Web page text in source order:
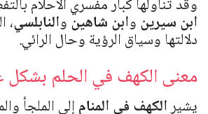
وقد تناولها كبار مفسري الأحلام
ابن سيرينوابن شاهينوالنابلسي،
دلالتها وسياق الرؤية وحال الرائي.
معنى الكهف في الحلم بشكل
يشيرالكهف في المنامإلى الملجأ